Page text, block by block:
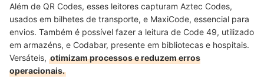
Além de QR Codes, esses leitores capturam Aztec Codes,
usados em bilhetes de transporte, e MaxiCode, essencial para
envios. Também é possível fazer a leitura de Code 49, utilizado
em armazéns, e Codabar, presente em bibliotecas e hospitais.
Versáteis, otimizam processos e reduzem erros
operacionais.